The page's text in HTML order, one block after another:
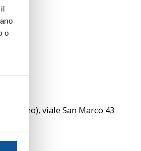
o
(liceo), viale San Marco 43